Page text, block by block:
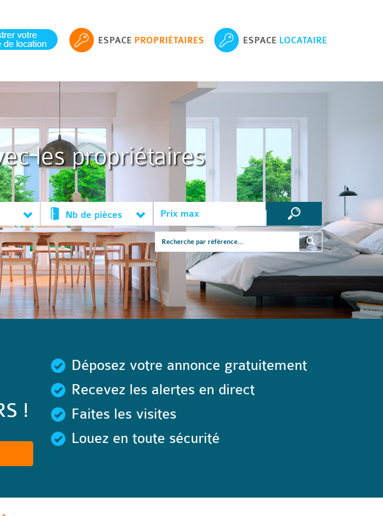
ESPACE PROPRIÉTAIRES ESPACE LOCATAIRE
les propriétaires
Nb de pièces
!
Déposez votre annonce gratuitement
Recevez les alertes en direct
Faites les visites
Louez en toute sécurité